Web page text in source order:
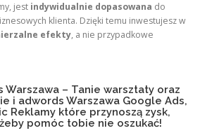
jest indywidualnie dopasowana do
klienta. Dzięki temu inwestujesz w
efekty, a nie przypadkowe
Warszawa – Tanie warsztaty oraz
i adwords Warszawa Google Ads,
Reklamy które przynoszą zysk,
pomóc tobie nie oszukać!